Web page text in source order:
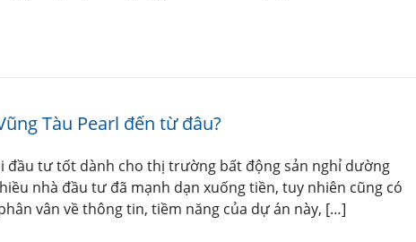
Tàu Pearl đến từ đâu?
đầu tư tốt dành cho thị trường bất động sản nghỉ dường
nhà đầu tư đã mạnh dạn xuống tiền, tuy nhiên cũng có
vân về thông tin, tiềm năng của dự án này, […]